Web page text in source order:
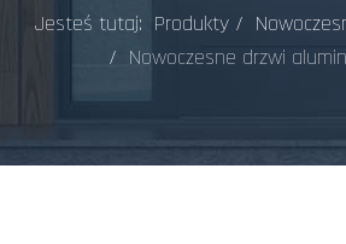
Jesteś tutaj: Produkty
Nowoczesne drzwi